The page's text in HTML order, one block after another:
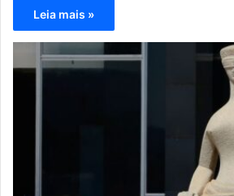
Leia mais »